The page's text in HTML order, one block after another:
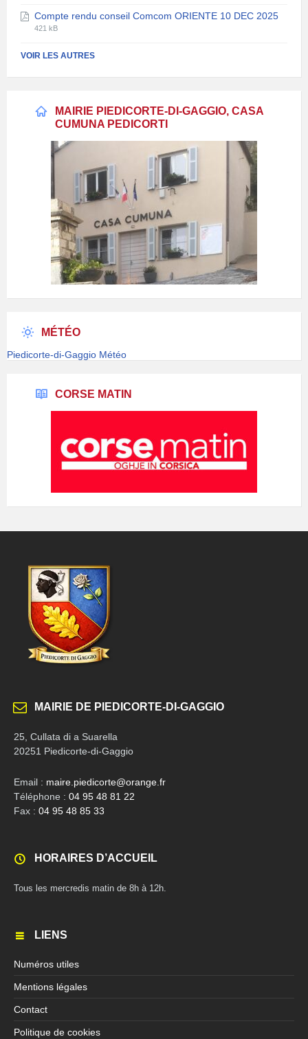
fichier:
pdf
fichier:
Compte rendu conseil Comcom ORIENTE 10 DEC 2025
Extension
fichier:
Taille
fichier:
421 kB
VOIR LES AUTRES
MAIRIE PIEDICORTE-DI-GAGGIO, CASA
CUMUNA PEDICORTI
MÉTÉO
Piedicorte-di-Gaggio Météo
CORSE MATIN
MAIRIE DE PIEDICORTE-DI-GAGGIO
25, Cullata di a Suarella
20251 Piedicorte-di-Gaggio
Email : maire.piedicorte@orange.fr
Téléphone : 04 95 48 81 22
Fax : 04 95 48 85 33
HORAIRES D’ACCUEIL
Tous les mercredis matin de 8h à 12h.
LIENS
Numéros utiles
Mentions légales
Contact
Politique de cookies